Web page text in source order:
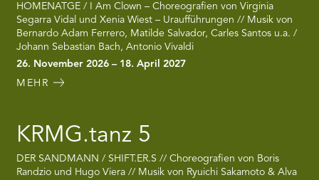
HOMENATGE / I Am Clown – Choreografien von Virginia
Segarra Vidal und Xenia Wiest – Uraufführungen // Musik von
Bernardo Adam Ferrero, Matilde Salvador, Carles Santos u.a. /
Johann Sebastian Bach, Antonio Vivaldi
26. November 2026 – 18. April 2027
MEHR
KRMG.tanz 5
DER SANDMANN / SHIFT.ER.S // Choreografien von Boris
Randzio und Hugo Viera // Musik von Ryuichi Sakamoto & Alva